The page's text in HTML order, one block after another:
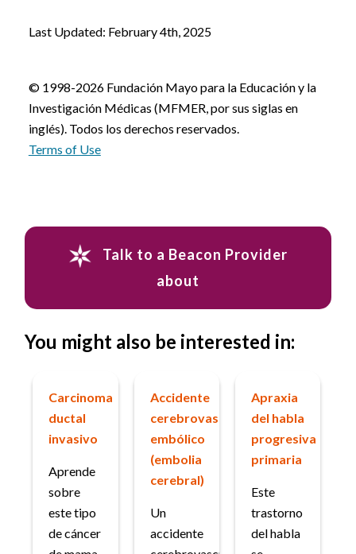
Last Updated: February 4th, 2025
© 1998-2026 Fundación Mayo para la Educación y la
Investigación Médicas (MFMER, por sus siglas en
inglés). Todos los derechos reservados.
Terms of Use
Talk to a Beacon Provider
about
You might also be interested in:
Carcinoma
ductal
invasivo
Aprende
sobre
este tipo
de cáncer
Accidente
cerebrovascular
embólico
(embolia
cerebral)
Un
accidente
Apraxia
del habla
progresiva
primaria
Este
trastorno
del habla